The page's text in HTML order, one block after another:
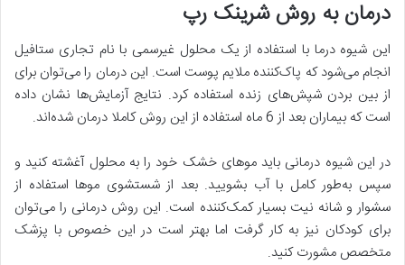
درمان به روش شرینک رپ
این شیوه درما با استفاده از یک محلول غیرسمی با نام تجاری ستافیل
انجام می‌شود که پاک‌کننده ملایم پوست است. این درمان را می‌توان برای
از بین بردن شپش‌های زنده استفاده کرد. نتایج آزمایش‌ها نشان داده
است که بیماران بعد از 6 ماه استفاده از این روش کاملا درمان شده‌اند.
در این شیوه درمانی باید موهای خشک خود را به محلول آغشته کنید و
سپس به‌طور کامل با آب بشویید. بعد از شستشوی موها استفاده از
سشوار و شانه نیت بسیار کمک‌کننده است. این روش درمانی را می‌توان
برای کودکان نیز به کار گرفت اما بهتر است در این خصوص با پزشک
متخصص مشورت کنید.